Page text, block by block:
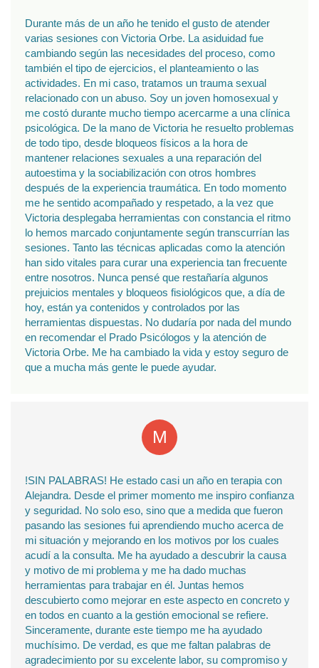
Durante más de un año he tenido el gusto de atender
varias sesiones con Victoria Orbe. La asiduidad fue
cambiando según las necesidades del proceso, como
también el tipo de ejercicios, el planteamiento o las
actividades. En mi caso, tratamos un trauma sexual
relacionado con un abuso. Soy un joven homosexual y
me costó durante mucho tiempo acercarme a una clínica
psicológica. De la mano de Victoria he resuelto problemas
de todo tipo, desde bloqueos físicos a la hora de
mantener relaciones sexuales a una reparación del
autoestima y la sociabilización con otros hombres
después de la experiencia traumática. En todo momento
me he sentido acompañado y respetado, a la vez que
Victoria desplegaba herramientas con constancia el ritmo
lo hemos marcado conjuntamente según transcurrían las
sesiones. Tanto las técnicas aplicadas como la atención
han sido vitales para curar una experiencia tan frecuente
entre nosotros. Nunca pensé que restañaría algunos
prejuicios mentales y bloqueos fisiológicos que, a día de
hoy, están ya contenidos y controlados por las
herramientas dispuestas. No dudaría por nada del mundo
en recomendar el Prado Psicólogos y la atención de
Victoria Orbe. Me ha cambiado la vida y estoy seguro de
que a mucha más gente le puede ayudar.
!SIN PALABRAS! He estado casi un año en terapia con
Alejandra. Desde el primer momento me inspiro confianza
y seguridad. No solo eso, sino que a medida que fueron
pasando las sesiones fui aprendiendo mucho acerca de
mi situación y mejorando en los motivos por los cuales
acudí a la consulta. Me ha ayudado a descubrir la causa
y motivo de mi problema y me ha dado muchas
herramientas para trabajar en él. Juntas hemos
descubierto como mejorar en este aspecto en concreto y
en todos en cuanto a la gestión emocional se refiere.
Sinceramente, durante este tiempo me ha ayudado
muchísimo. De verdad, es que me faltan palabras de
agradecimiento por su excelente labor, su compromiso y